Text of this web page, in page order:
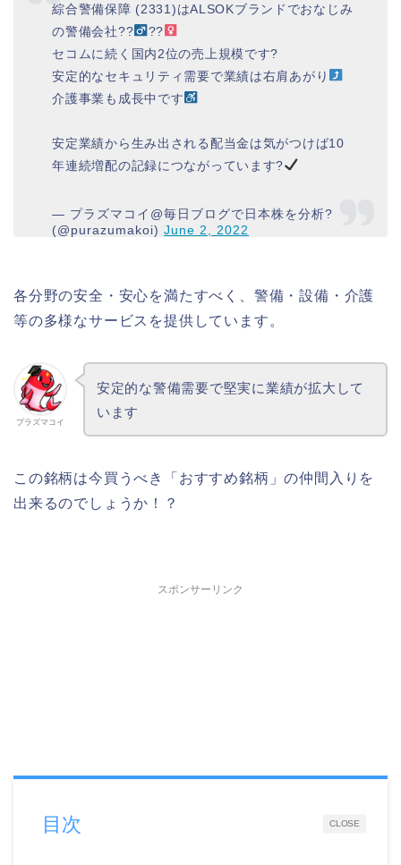
綜合警備保障 (2331)はALSOKブランドでおなじみ
の警備会社??‍
??‍
セコムに続く国内2位の売上規模です?
安定的なセキュリティ需要で業績は右肩あがり
介護事業も成長中です
安定業績から生み出される配当金は気がつけば10
年連続増配の記録につながっています?
— プラズマコイ@毎日ブログで日本株を分析?
(@purazumakoi)June 2, 2022
各分野の安全・安心を満たすべく、警備・設備・介護
等の多様なサービスを提供しています。
プラズマコイ
安定的な警備需要で堅実に業績が拡大して
います
この銘柄は今買うべき「おすすめ銘柄」の仲間入りを
出来るのでしょうか！？
スポンサーリンク
CLOSE
目次